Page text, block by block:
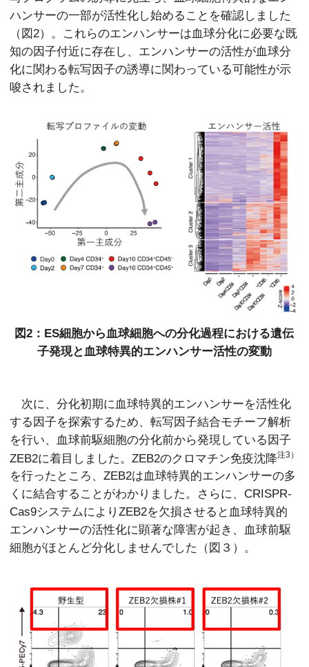
ハンサーの一部が活性化し始めることを確認しました
（図2）。これらのエンハンサーは血球分化に必要な既
知の因子付近に存在し、エンハンサーの活性が血球分
化に関わる転写因子の誘導に関わっている可能性が示
唆されました。
図2：ES細胞から血球細胞への分化過程における遺伝
子発現と血球特異的エンハンサー活性の変動
次に、分化初期に血球特異的エンハンサーを活性化
する因子を探索するため、転写因子結合モチーフ解析
を行い、血球前駆細胞の分化前から発現している因子
ZEB2に着目しました。ZEB2のクロマチン免疫沈降注3）
を行ったところ、ZEB2は血球特異的エンハンサーの多
くに結合することがわかりました。さらに、CRISPR-
Cas9システムによりZEB2を欠損させると血球特異的
エンハンサーの活性化に顕著な障害が起き、血球前駆
細胞がほとんど分化しませんでした（図３）。